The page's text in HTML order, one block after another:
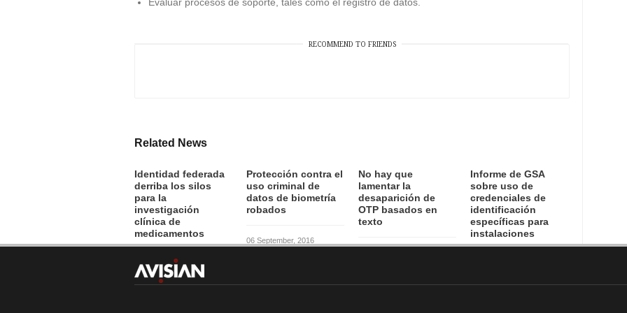
RECOMMEND TO FRIENDS
Related News
Identidad federada
derriba los silos
para la
investigación
clínica de
medicamentos
07 September, 2016
Protección contra el
uso criminal de
datos de biometría
robados
06 September, 2016
No hay que
lamentar la
desaparición de
OTP basados en
texto
Informe de GSA
sobre uso de
credenciales de
identificación
específicas para
instalaciones